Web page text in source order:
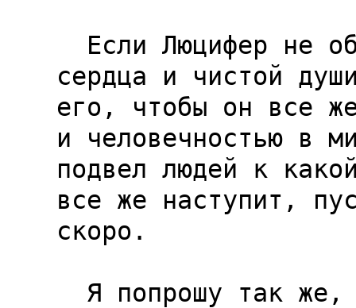
сердца и чистой
его, чтобы он все
и человечностью в
подвел людей к
все же наступит,
скоро.